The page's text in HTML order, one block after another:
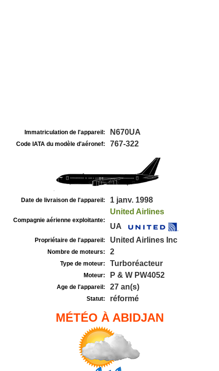
Immatriculation de l'appareil: N670UA
Code IATA du modèle d'aéronef: 767-322
Date de livraison de l'appareil: 1 janv. 1998
Compagnie aérienne exploitante:
United Airlines
UA
Propriétaire de l'appareil: United Airlines Inc
Nombre de moteurs: 2
Type de moteur: Turboréacteur
Moteur: P & W PW4052
Age de l'appareil: 27 an(s)
Statut: réformé
MÉTÉO À ABIDJAN